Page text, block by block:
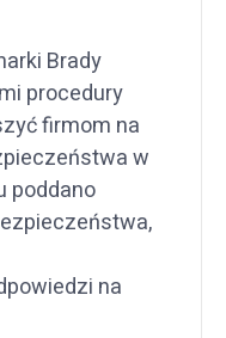
Brady
procedury
firmom na
w
poddano
na